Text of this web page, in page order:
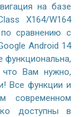
на базе
X164/W164
сравнению с
Android 14
функциональна,
что Вам нужно,
Все функции и
современном
доступны в